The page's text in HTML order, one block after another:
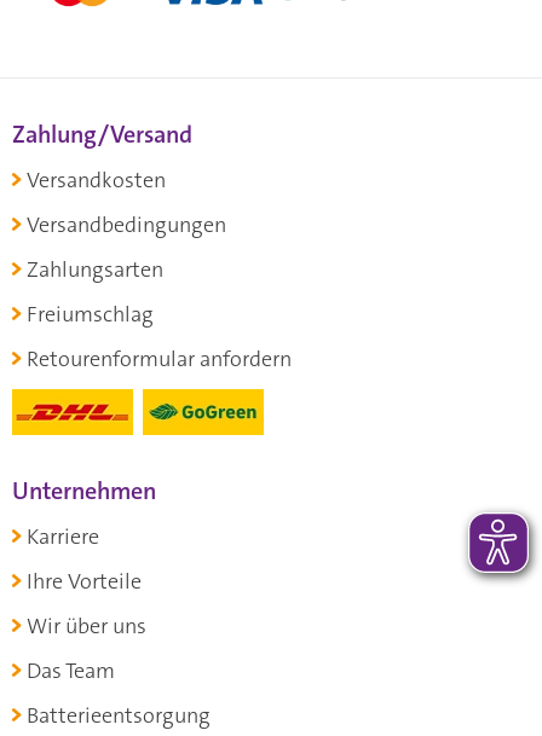
Zahlung/Versand
Versandkosten
Versandbedingungen
Zahlungsarten
Freiumschlag
Retourenformular anfordern
Unternehmen
Karriere
Ihre Vorteile
Wir über uns
Das Team
Batterieentsorgung